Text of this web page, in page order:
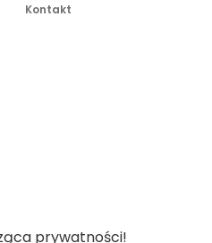
Kontakt
prywatności!